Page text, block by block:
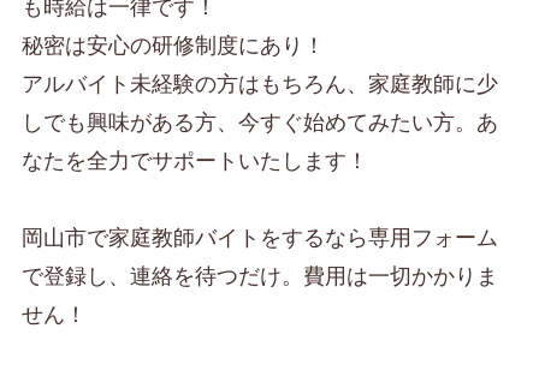
も時給は一律です！
秘密は安心の研修制度にあり！
アルバイト未経験の方はもちろん、家庭教師に少
しでも興味がある方、今すぐ始めてみたい方。あ
なたを全力でサポートいたします！
岡山市で家庭教師バイトをするなら専用フォーム
で登録し、連絡を待つだけ。費用は一切かかりま
せん！